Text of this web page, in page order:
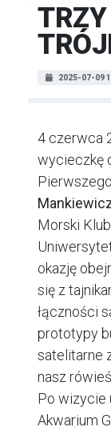
2025-07-09
4 czerwca
wycieczkę
Morski
okazję
się z
łączności
prototypy
satelitarne
nasz
Po wizycie
Akwarium